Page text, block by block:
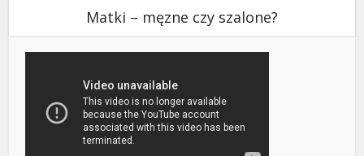
Matki – męzne czy szalone?